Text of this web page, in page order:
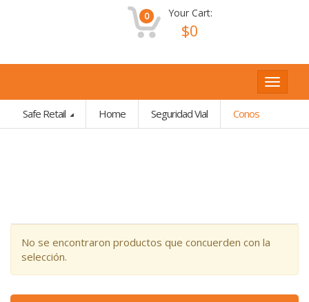
0 Your Cart:
$0
Toggle
Safe Retail
Home Seguridad Vial Conos
No se encontraron productos que concuerden con la
selección.